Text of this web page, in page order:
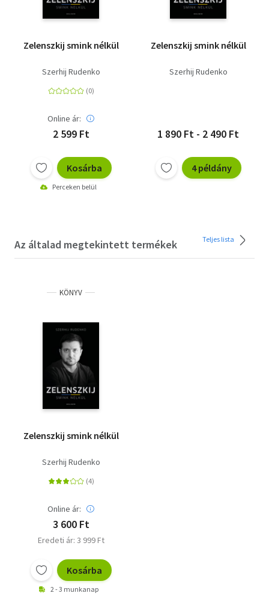
Zelenszkij smink nélkül
Szerhij Rudenko
Online ár:
2 599 Ft
Kosárba
Perceken belül
Zelenszkij smink nélkül
Szerhij Rudenko
1 890 Ft - 2 490 Ft
4 példány
Az általad megtekintett termékek Teljes lista
KÖNYV
Zelenszkij smink nélkül
Szerhij Rudenko
Online ár:
3 600 Ft
Eredeti ár: 3 999 Ft
Kosárba
2 - 3 munkanap